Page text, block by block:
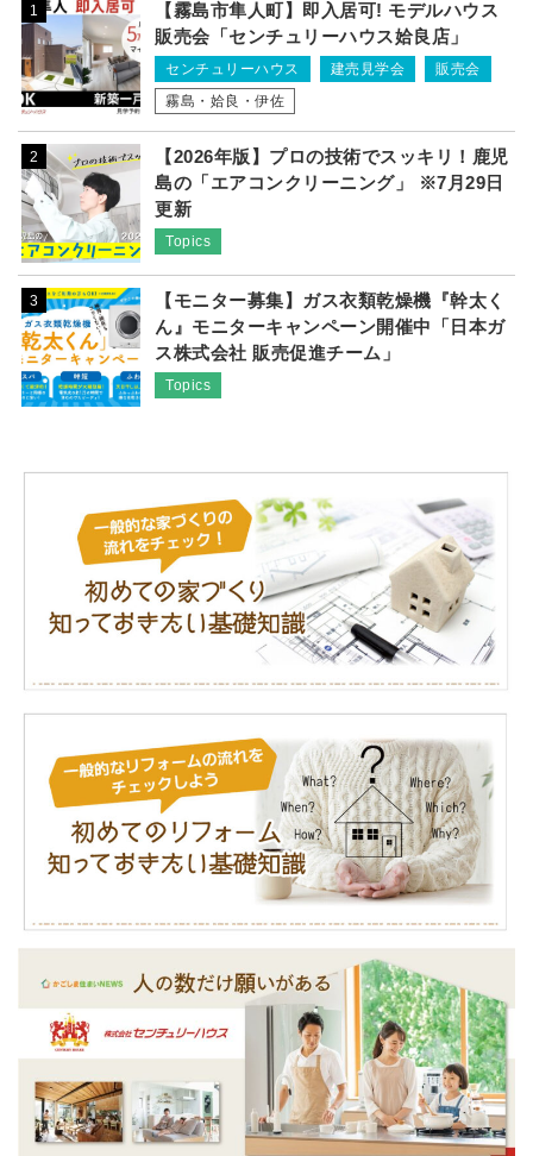
1
【霧島市隼人町】即入居可! モデルハウス
販売会「センチュリーハウス姶良店」
センチュリーハウス 建売見学会
販売会
霧島・姶良・伊佐
2
【2026年版】プロの技術でスッキリ！鹿児
島の「エアコンクリーニング」 ※7月29日
更新
Topics
3
【モニター募集】ガス衣類乾燥機『幹太く
ん』モニターキャンペーン開催中「日本ガ
ス株式会社 販売促進チーム」
Topics